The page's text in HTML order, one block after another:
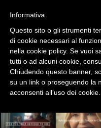
MOBILE
PROMOZIONI
PUNTI VENDITA
Informativa
Questo sito o gli strumenti
di cookie necessari al
nella cookie policy. Se vuoi
tutti o ad alcuni cookie,
Chiudendo questo banner,
su un link o proseguendo la
acconsenti all’uso dei cookie.